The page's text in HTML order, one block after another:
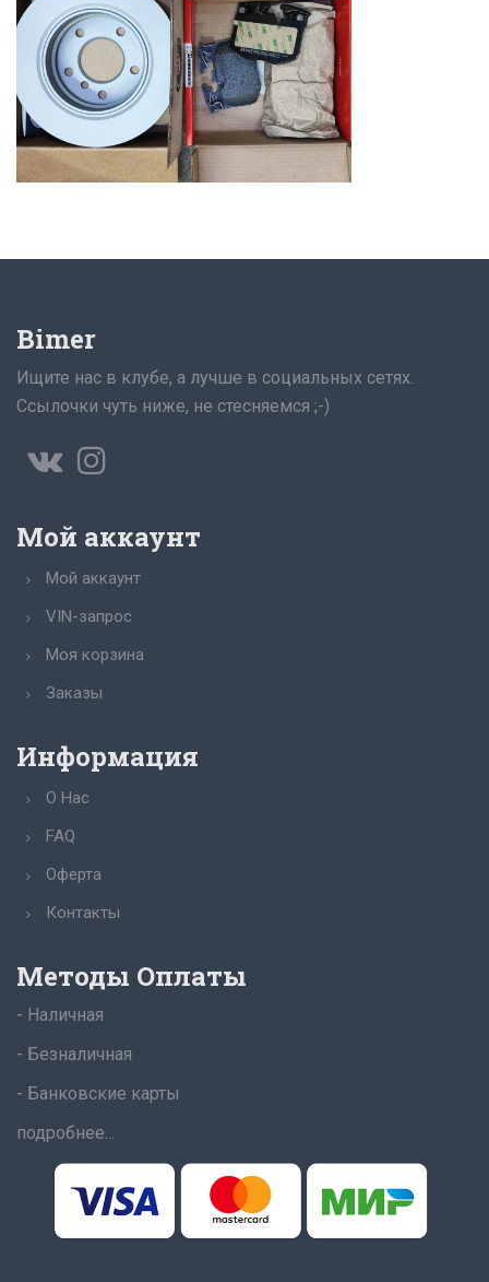
Bimer
Ищите нас в клубе, а лучше в социальных сетях.
Ссылочки чуть ниже, не стесняемся ;-)
Мой аккаунт
Мой аккаунт
VIN-запрос
Моя корзина
Заказы
Информация
О Нас
FAQ
Оферта
Контакты
Методы Оплаты
- Наличная
- Безналичная
- Банковские карты
подробнее...